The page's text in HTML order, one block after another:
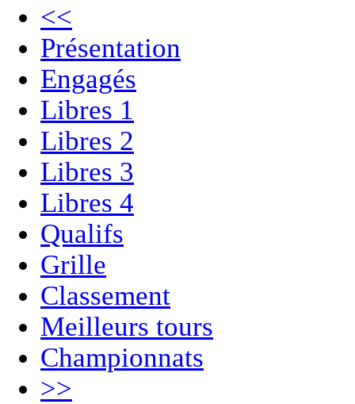
<<
Présentation
Engagés
Libres 1
Libres 2
Libres 3
Libres 4
Qualifs
Grille
Classement
Meilleurs tours
Championnats
>>